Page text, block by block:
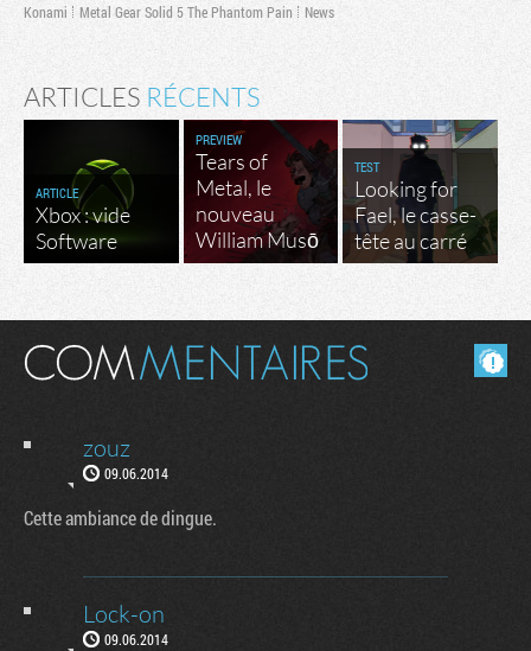
Konami Metal Gear Solid 5 The Phantom Pain News
ARTICLES RÉCENTS
ARTICLE
Xbox : vide
Software
PREVIEW
Tears of
Metal, le
nouveau
William Musō
TEST
Looking for
Fael, le casse-
tête au carré
Masquer les commentaires lus.
zouz
09.06.2014
Cette ambiance de dingue.
Lock-on
09.06.2014